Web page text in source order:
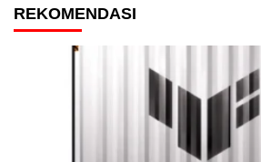
REKOMENDASI